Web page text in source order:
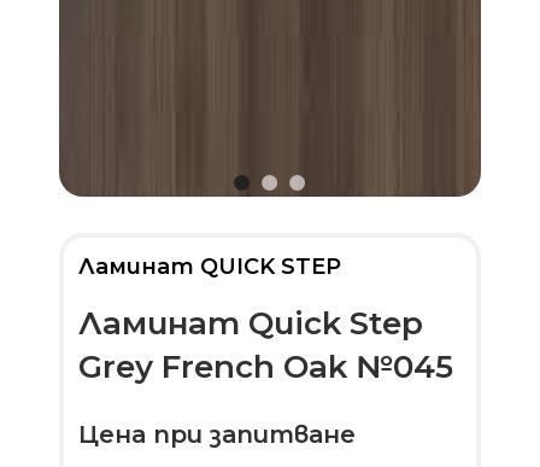
Ламинат QUICK STEP
Ламинат Quick Step
Grey French Oak №045
Цена при запитване